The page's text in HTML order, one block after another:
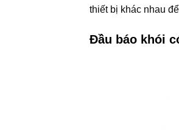
thiết bị khác nhau
Đầu báo khói